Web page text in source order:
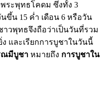
ระพุทธโคดม ซึ่งทั้ง 3
ขึ้น 15 ค่ำ เดือน 6 หรือวัน
วพุทธจึงถือว่าเป็นวันที่รวม
และเรียกการบูชาในวันนี้
ณมีบูชา หมายถึง การบูชาใน